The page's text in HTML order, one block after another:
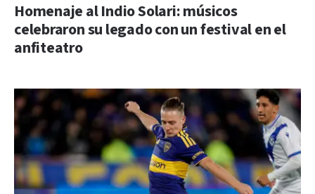
Homenaje al Indio Solari: músicos
celebraron su legado con un festival en el
anfiteatro